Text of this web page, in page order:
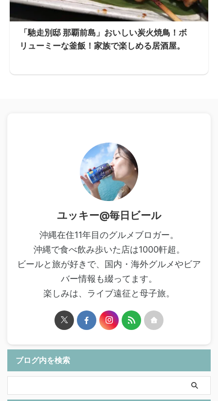
「馳走別邸 那覇前島」おいしい炭火焼鳥！ボ
リューミーな釜飯！家族で楽しめる居酒屋。
ユッキー@毎日ビール
沖縄在住11年目のグルメブロガー。
沖縄で食べ飲み歩いた店は1000軒超。
ビールと旅が好きで、国内・海外グルメやビア
バー情報も綴ってます。
楽しみは、ライブ遠征と母子旅。
ブログ内を検索